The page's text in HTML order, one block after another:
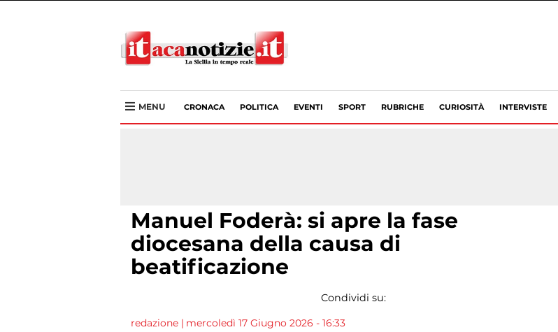
MENU CRONACA POLITICA EVENTI SPORT RUBRICHE CURIOSITÀ INTERVISTE
Manuel Foderà: si apre la fase
diocesana della causa di
beatificazione
Condividi su:
redazione | mercoledì 17 Giugno 2026 - 16:33